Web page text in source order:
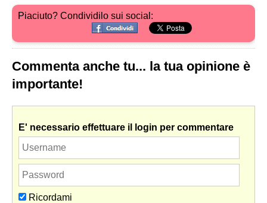
Piaciuto? Condividilo sui social:
Commenta anche tu... la tua opinione è
importante!
E' necessario effettuare il login per commentare
Ricordami